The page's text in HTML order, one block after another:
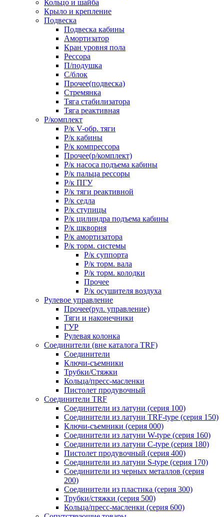
Кольцо и шайба
Крыло и крепление
Подвеска
Подвеска кабины
Амортизатор
Кран уровня пола
Рессора
П/подушка
С/блок
Прочее(подвеска)
Стремянка
Тяга стабилизатора
Тяга реактивная
Р/комплект
Р/к V-обр. тяги
Р/к кабины
Р/к компрессора
Прочее(р/комплект)
Р/к насоса подъема кабины
Р/к пальца рессоры
Р/к ПГУ
Р/к тяги реактивной
Р/к седла
Р/к ступицы
Р/к цилиндра подъема кабины
Р/к шкворня
Р/к амортизатора
Р/к торм. системы
Р/к суппорта
Р/к торм. вала
Р/к торм. колодки
Прочее
Р/к осушителя воздуха
Рулевое управление
Прочее(рул. управление)
Тяги и наконечники
ГУР
Рулевая колонка
Соединители (вне каталога TRF)
Соединители
Ключи-cъемники
Трубки/Стяжки
Кольца/пресс-масленки
Пистолет продувочный
Соединители TRF
Соединители из латуни (серия 100)
Соединители из латуни TRF-type (серия 150)
Ключи-съемники (серия 000)
Соединители из латуни W-type (серия 160)
Соединители из латуни С-type (серия 180)
Пистолет продувочный (серия 400)
Соединители из латуни S-type (серия 170)
Соединители из черных металлов (серия
200)
Соединители из пластика (серия 300)
Трубки/стяжки (серия 500)
Кольца/пресс-масленки (серия 600)